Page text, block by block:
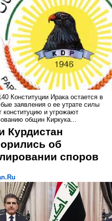
Конституции Ирака остается в
заявления о ее утрате силы
конституцию и угрожают
общин Киркука...
Курдистан
об
споров